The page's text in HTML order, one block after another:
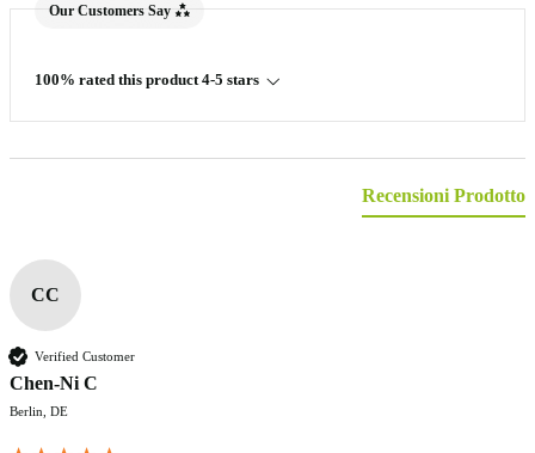
Our Customers Say
100% rated this product 4-5 stars
Recensioni Prodotto
CC
Verified Customer
Chen-Ni C
Berlin, DE